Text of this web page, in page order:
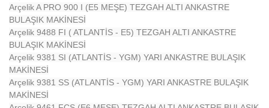
Arçelik A PRO 900 I (E5 MEŞE) TEZGAH ALTI ANKASTRE
BULAŞIK MAKİNESİ
Arçelik 9488 FI ( ATLANTİS - E5) TEZGAH ALTI ANKASTRE
BULAŞIK MAKİNESİ
Arçelik 9381 SI (ATLANTİS - YGM) YARI ANKASTRE BULAŞIK
MAKİNESİ
Arçelik 9381 SS (ATLANTİS - YGM) YARI ANKASTRE BULAŞIK
MAKİNESİ